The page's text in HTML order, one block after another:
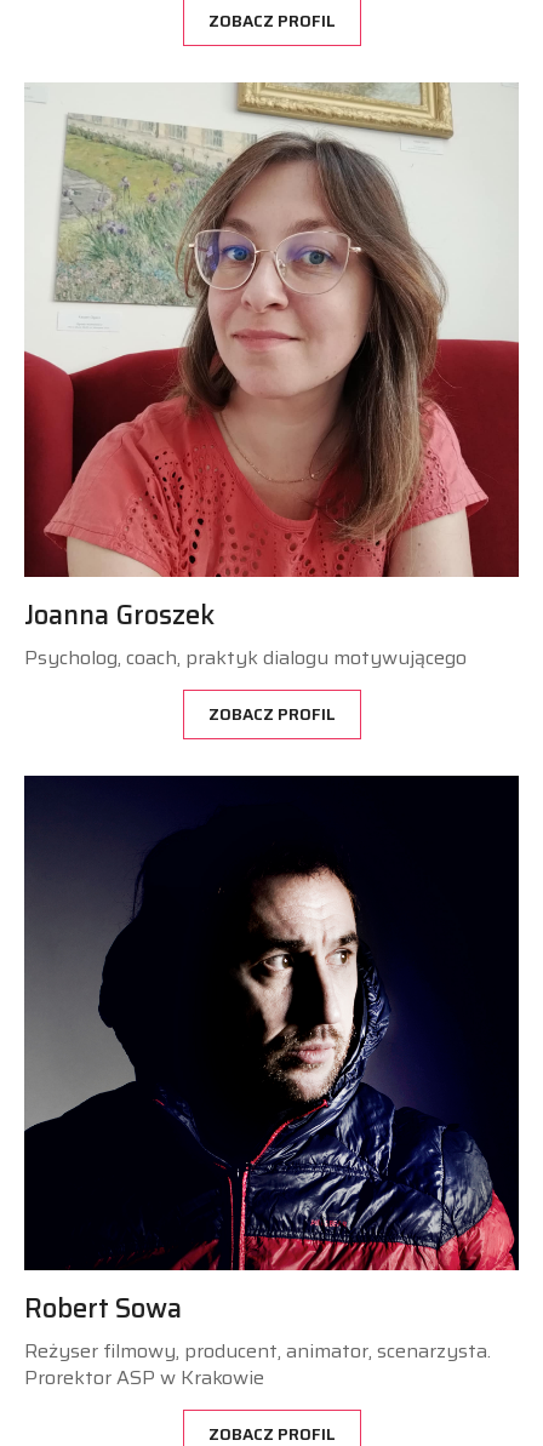
ZOBACZ PROFIL
Joanna Groszek
Psycholog, coach, praktyk dialogu motywującego
ZOBACZ PROFIL
Robert Sowa
Reżyser filmowy, producent, animator, scenarzysta.
Prorektor ASP w Krakowie
ZOBACZ PROFIL